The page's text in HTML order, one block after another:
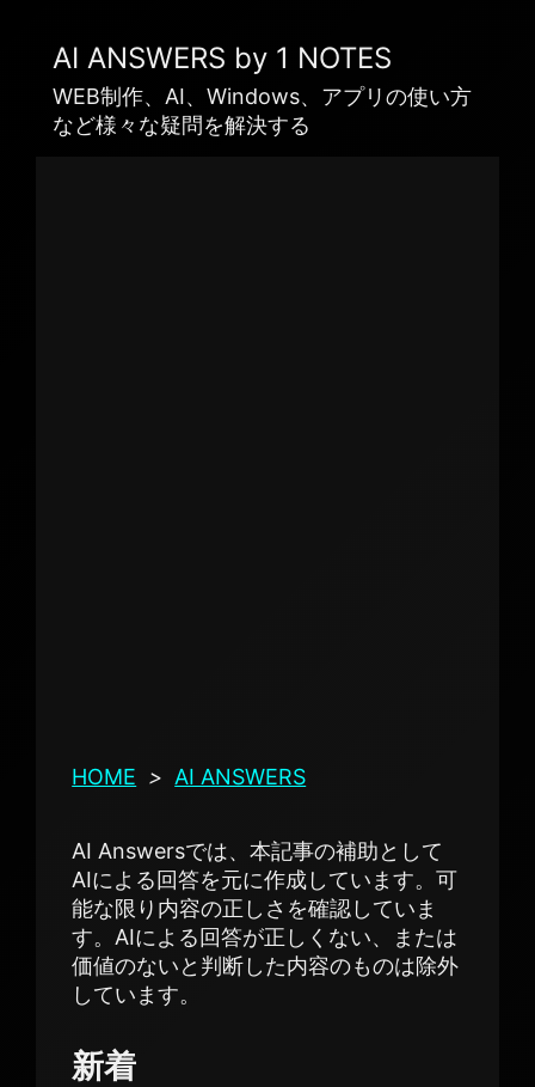
AI ANSWERS by 1 NOTES
WEB制作、AI、Windows、アプリの使い方
など様々な疑問を解決する
HOME > AI ANSWERS
AI Answersでは、本記事の補助として
AIによる回答を元に作成しています。可
能な限り内容の正しさを確認していま
す。AIによる回答が正しくない、または
価値のないと判断した内容のものは除外
しています。
新着